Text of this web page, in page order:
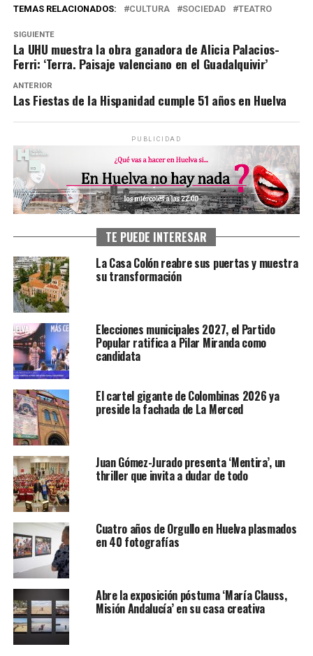
TEMAS RELACIONADOS: CULTURA SOCIEDAD TEATRO
SIGUIENTE
La UHU muestra la obra ganadora de Alicia Palacios-
Ferri: ‘Terra. Paisaje valenciano en el Guadalquivir’
ANTERIOR
Las Fiestas de la Hispanidad cumple 51 años en Huelva
PUBLICIDAD
TE PUEDE INTERESAR
La Casa Colón reabre sus puertas y muestra
su transformación
Elecciones municipales 2027, el Partido
Popular ratifica a Pilar Miranda como
candidata
El cartel gigante de Colombinas 2026 ya
preside la fachada de La Merced
Juan Gómez-Jurado presenta ‘Mentira’, un
thriller que invita a dudar de todo
Cuatro años de Orgullo en Huelva plasmados
en 40 fotografías
Abre la exposición póstuma ‘María Clauss,
Misión Andalucía’ en su casa creativa